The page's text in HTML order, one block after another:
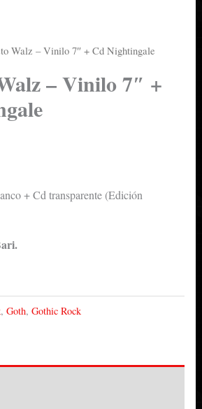
Walz – Vinilo 7″ + Cd Nightingale
– Vinilo 7″ +
+ Cd transparente (Edición
, Goth, Gothic Rock